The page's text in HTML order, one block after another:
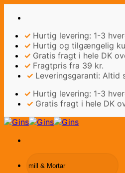
✓ Hurtig levering: 1-3
✓ Hurtig og tilgængelig
✓ Gratis fragt i hele DK
✓ Fragtpris fra 39 kr.
✓ Leveringsgaranti: Altid
✓ Hurtig levering: 1-3
✓ Gratis fragt i hele DK
efter: